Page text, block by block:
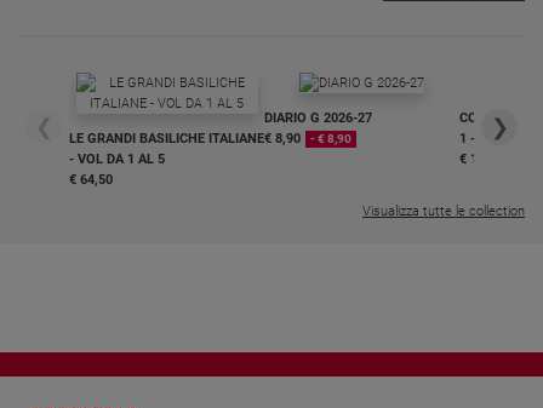
❮
LE GRANDI BASILICHE ITALIANE
- VOL DA 1 AL 5
€ 64,50
DIARIO G 2026-27
€ 8,90
- € 8,90
COLLANA
1 - 2
€ 18,50
❯
Visualizza tutte le collection